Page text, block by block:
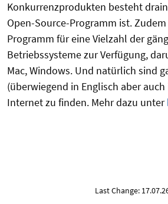
Konkurrenzprodukten besteht
Open-Source-Programm ist.
Programm für eine Vielzahl der
Betriebssysteme zur Verfügung,
Mac, Windows. Und natürlich sind
(überwiegend in Englisch aber
Internet zu finden. Mehr dazu unter
Last Change: